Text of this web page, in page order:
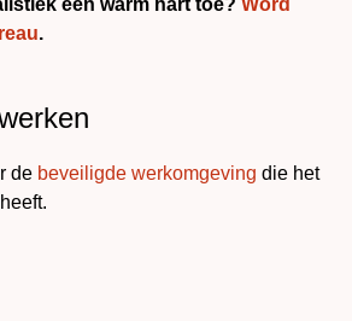
een warm hart toe? Word
.
de beveiligde werkomgeving die het